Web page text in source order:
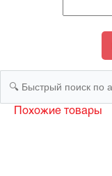
Похожие товары